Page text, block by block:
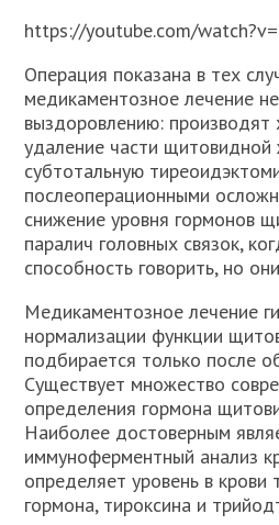
https://youtube.com/
Операция показана в тех
медикаментозное лечение
выздоровлению: производят
удаление части
субтотальную
послеоперационными
снижение уровня гормонов
паралич головных связок,
способность говорить, но
Медикаментозное лечение
нормализации функции
подбирается только после
Существует множество
определения гормона
Наиболее достоверным
иммуноферментный анализ
определяет уровень в крови
гормона, тироксина и